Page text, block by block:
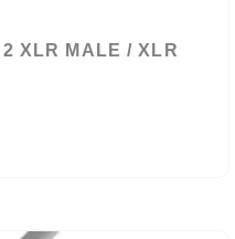
XLR MALE / XLR